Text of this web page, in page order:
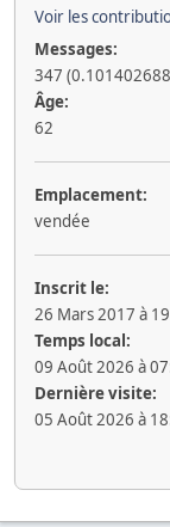
Voir les
Messages:
347
Âge:
62
Emplacement:
vendée
Inscrit le:
26 Mars 2017 à
Temps local:
09 Août 2026 à
Dernière visite:
05 Août 2026 à